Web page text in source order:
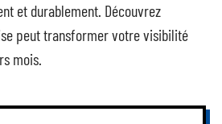
et durablement. Découvrez
peut transformer votre visibilité
mois.